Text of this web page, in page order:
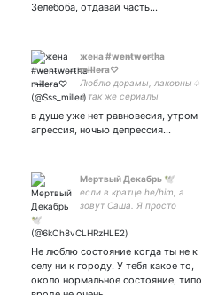
Зелебоба, отдавай часть…
жена #w̴e̴n̴t̴w̴o̴r̴t̴h̴a̴
m̴i̴l̴l̴e̴r̴a̴♡
Люблю дорамы, лакорны♤
а так же сериалы
#вампира#пероводные#🔥
и мой любимый #Prison
в душе уже нет равновесия, утром
агрессия, ночью депрессия...
Мертвый Декабрь 🕊️
если в кратце he/him, а
зовут Саша. Я просто
фотограф. Уже ноет про
подпишитесь на тг канал
пожалуйста
Не люблю состояние когда ты не к
селу ни к городу. У тебя какое то,
около нормальное состояние, типо